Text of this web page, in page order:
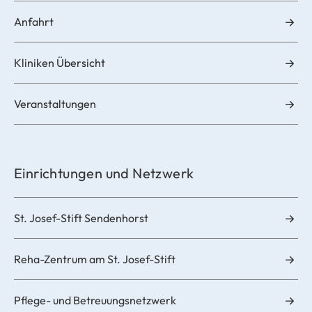
Anfahrt
Kliniken Übersicht
Veranstaltungen
Einrichtungen und Netzwerk
St. Josef-Stift Sendenhorst
Reha-Zentrum am St. Josef-Stift
Pflege- und Betreuungsnetzwerk